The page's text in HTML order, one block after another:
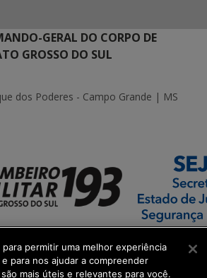
GERAL DO CORPO DE
GROSSO DO SUL
dos Poderes - Campo Grande | MS
permitir uma melhor experiência
para nos ajudar a compreender
mais úteis e relevantes para você.